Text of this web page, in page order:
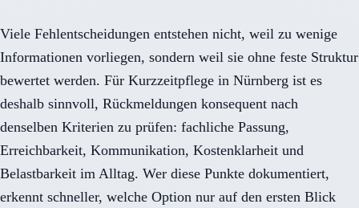
Viele Fehlentscheidungen entstehen nicht, weil zu wenige
Informationen vorliegen, sondern weil sie ohne feste Struktur
bewertet werden. Für Kurzzeitpflege in Nürnberg ist es
deshalb sinnvoll, Rückmeldungen konsequent nach
denselben Kriterien zu prüfen: fachliche Passung,
Erreichbarkeit, Kommunikation, Kostenklarheit und
Belastbarkeit im Alltag. Wer diese Punkte dokumentiert,
erkennt schneller, welche Option nur auf den ersten Blick